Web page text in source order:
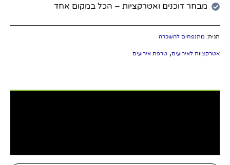
מבחר דוכנים ואטרקציות – הכל במקום אחד
תגית: מתנפחים להשכרה
אטרקציות לאירועים, טרפת אירועים